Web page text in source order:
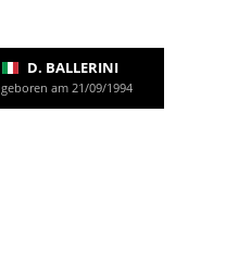
D. BALLERINI
geboren am 21/09/1994